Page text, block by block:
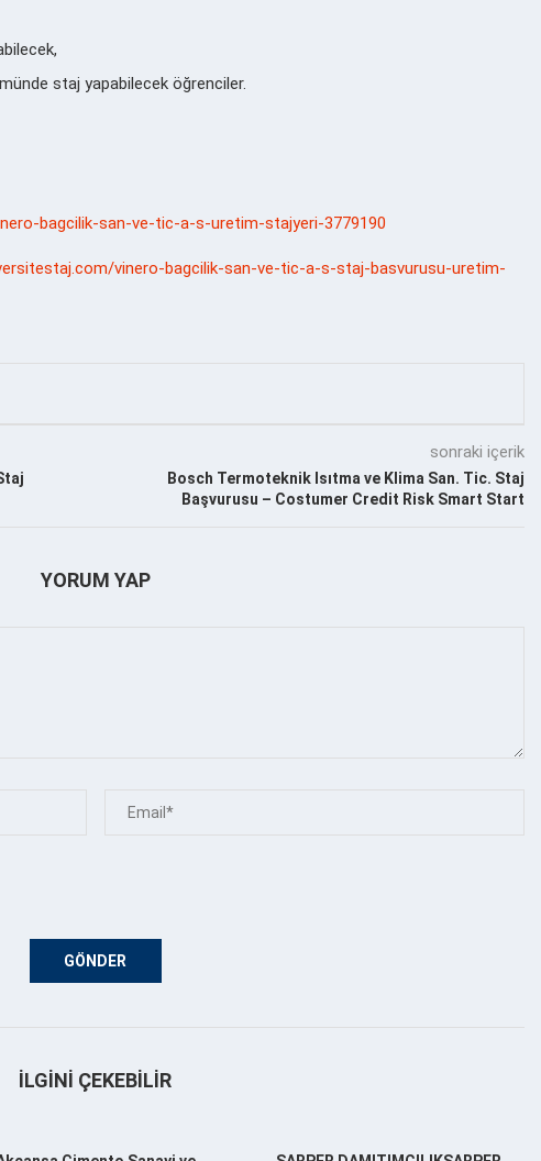
staj yapabilecek öğrenciler.
bagcilik-san-ve-tic-a-s-uretim-stajyeri-3779190
vinero-bagcilik-san-ve-tic-a-s-staj-basvurusu-uretim-
sonraki içerik
Bosch Termoteknik Isıtma ve Klima San. Tic. Staj
Başvurusu – Costumer Credit Risk Smart Start
YORUM YAP
İLGINI ÇEKEBILIR